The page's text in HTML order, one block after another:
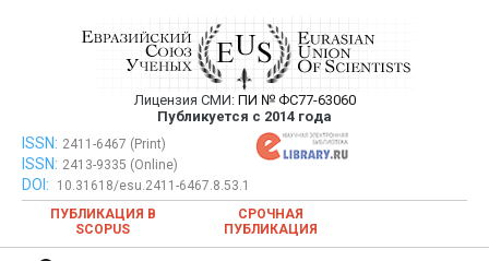
Евразийский Союз Ученых —
публикация научных статей в
ежемесячном научном журнале
Лицензия СМИ: ПИ № ФС77-63060
Публикуется с 2014 года
Евразийский Союз Ученых — публикация научных статей в
ежемесячном научном журнале
ISSN: 2411-6467 (Print)
ISSN: 2413-9335 (Online)
DOI:
10.31618/esu.2411-6467.8.53.1
ПУБЛИКАЦИЯ В
SCOPUS
СРОЧНАЯ
ПУБЛИКАЦИЯ